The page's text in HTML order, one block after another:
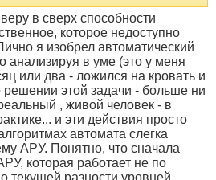
в сверх способности
которое недоступно
я изобрел автоматический
анализируя в уме (это у меня
или два - ложился на кровать и
решении этой задачи - больше ни
, живой человек - в
и эти действия просто
автомата слегка
АРУ. Понятно, что сначала
которая работает не по
текущей разности уровней